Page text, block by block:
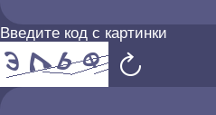
Введите код с картинки